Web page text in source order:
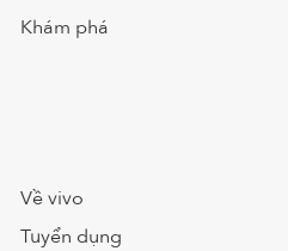
Khám phá
Về vivo
Tuyển dụng